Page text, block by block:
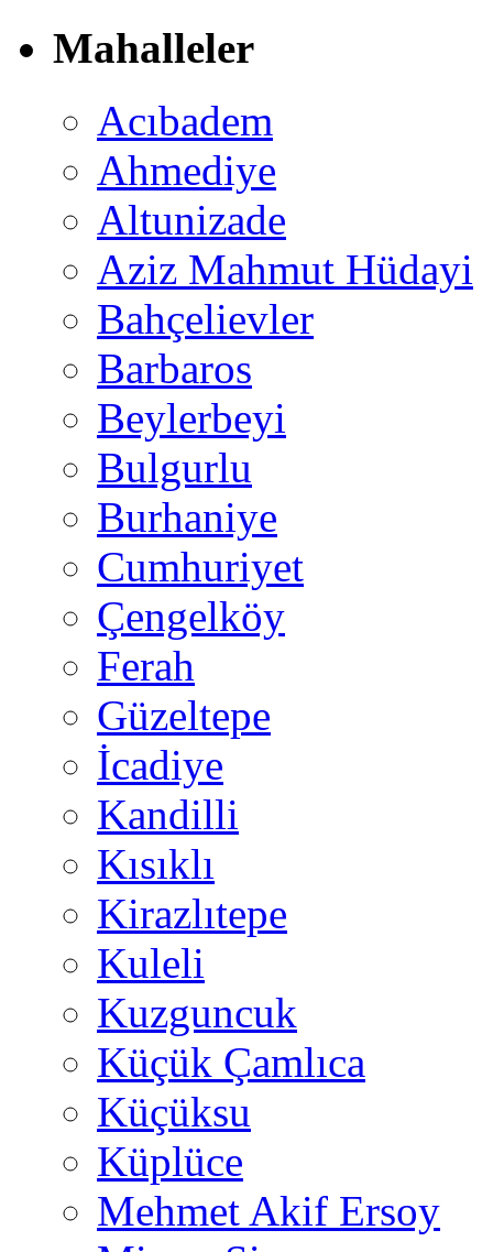
Mahalleler
Acıbadem
Ahmediye
Altunizade
Aziz Mahmut Hüdayi
Bahçelievler
Barbaros
Beylerbeyi
Bulgurlu
Burhaniye
Cumhuriyet
Çengelköy
Ferah
Güzeltepe
İcadiye
Kandilli
Kısıklı
Kirazlıtepe
Kuleli
Kuzguncuk
Küçük Çamlıca
Küçüksu
Küplüce
Mehmet Akif Ersoy